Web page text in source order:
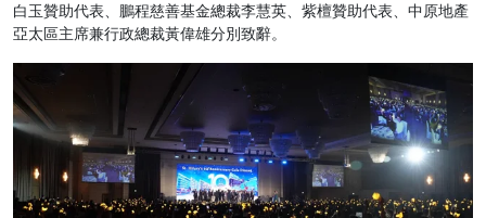
白玉贊助代表、鵬程慈善基金總裁李慧英、紫檀贊助代表、中原地產
亞太區主席兼行政總裁黃偉雄分別致辭。